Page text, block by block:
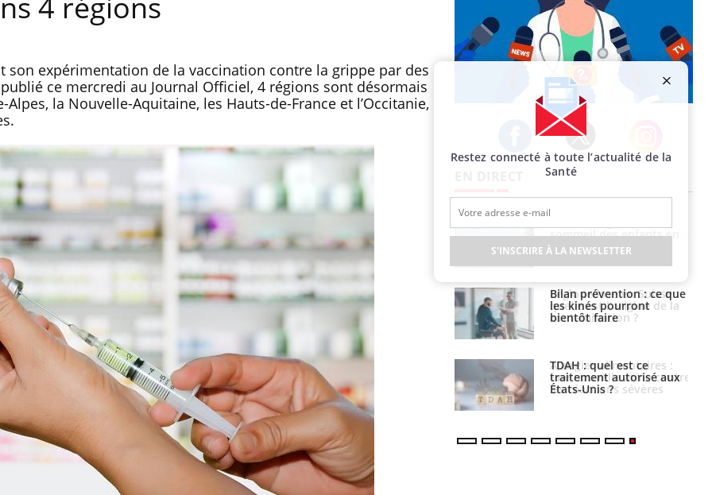
son expérimentation de la vaccination contre la grippe par des
ce mercredi au Journal Officiel, 4 régions sont désormais
Alpes, la Nouvelle-Aquitaine, les Hauts-de-France et l’Occitanie,
Facebook Twitter Instagram
Grossesse et chaleur : ce
que dit la science
Le smartphone nuit-il à
l'apprentissage de la
lecture ?
Mordue par une tique en
vacances, elle reste dans
le coma pendant 42 jours
barracuda, une petite fille
secourue grâce à un
réflexe essentiel
Légionellose en Suisse :
quelle est l’origine de la
contamination ?
Allergies alimentaires :
une nouvelle arme contre
les réactions sévères
sommeil des enfants en
vacances ?
Bilan prévention : ce que
les kinés pourront
bientôt faire
TDAH : quel est ce
traitement autorisé aux
États-Unis ?
Restez connecté à toute l’actualité de la
Santé
S'INSCRIRE À LA NEWSLETTER